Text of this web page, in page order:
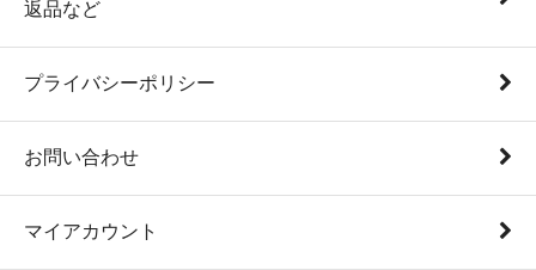
返品など
プライバシーポリシー
お問い合わせ
マイアカウント